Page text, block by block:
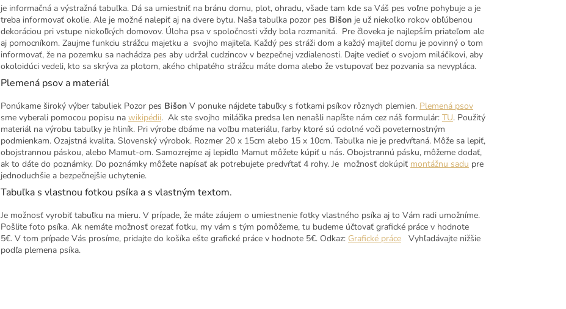
je informačná a výstražná tabuľka. Dá sa umiestniť na bránu domu, plot, ohradu, všade tam kde sa Váš pes voľne pohybuje a je
treba informovať okolie. Ale je možné nalepiť aj na dvere bytu. Naša tabuľka pozor pes Bišon je už niekoľko rokov obľúbenou
dekoráciou pri vstupe niekoľkých domovov. Úloha psa v spoločnosti vždy bola rozmanitá. Pre človeka je najlepším priateľom ale
aj pomocníkom. Zaujme funkciu strážcu majetku a svojho majiteľa. Každý pes stráži dom a každý majiteľ domu je povinný o tom
informovať, že na pozemku sa nachádza pes aby udržal cudzincov v bezpečnej vzdialenosti. Dajte vedieť o svojom miláčikovi, aby
okoloidúci vedeli, kto sa skrýva za plotom, akého chlpatého strážcu máte doma alebo že vstupovať bez pozvania sa nevypláca.
Plemená psov a materiál
Ponúkame široký výber tabuliek Pozor pes Bišon V ponuke nájdete tabuľky s fotkami psíkov rôznych plemien. Plemená psov
sme vyberali pomocou popisu na wikipédii. Ak ste svojho miláčika predsa len nenašli napíšte nám cez náš formulár: TU. Použitý
materiál na výrobu tabuľky je hliník. Pri výrobe dbáme na voľbu materiálu, farby ktoré sú odolné voči poveternostným
podmienkam. Ozajstná kvalita. Slovenský výrobok. Rozmer 20 x 15cm alebo 15 x 10cm. Tabuľka nie je predvŕtaná. Môže sa lepiť,
obojstrannou páskou, alebo Mamut-om. Samozrejme aj lepidlo Mamut môžete kúpiť u nás. Obojstrannú pásku, môžeme dodať,
ak to dáte do poznámky. Do poznámky môžete napísať ak potrebujete predvŕtať 4 rohy. Je možnosť dokúpiť montážnu sadu pre
jednoduchšie a bezpečnejšie uchytenie.
Tabuľka s vlastnou fotkou psíka a s vlastným textom.
Je možnosť vyrobiť tabuľku na mieru. V prípade, že máte záujem o umiestnenie fotky vlastného psíka aj to Vám radi umožníme.
Pošlite foto psíka. Ak nemáte možnosť orezať fotku, my vám s tým pomôžeme, tu budeme účtovať grafické práce v hodnote
5€. V tom prípade Vás prosíme, pridajte do košíka ešte grafické práce v hodnote 5€. Odkaz: Grafické práce Vyhľadávajte nižšie
podľa plemena psíka.